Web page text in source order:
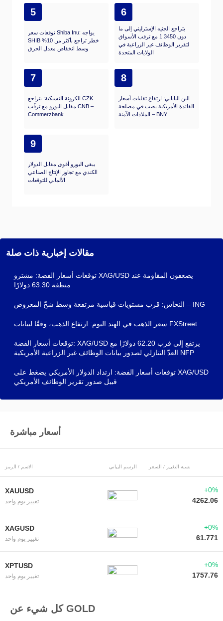
5
توقعات سعر Shiba Inu: يواجه
SHIB خطر تراجع بأكثر من 10%
وسط انخفاض معدل الحرق
6
يتراجع الجنيه الإسترليني إلى ما
دون 1.3450 مع ترقب الأسواق
لتقرير الوظائف غير الزراعية في
الولايات المتحدة
7
الكرونة التشيكية: يتراجع CZK
مقابل اليورو مع ترقّب CNB –
Commerzbank
8
الين الياباني: ارتفاع تقلبات أسعار
الفائدة الأمريكية يصب في مصلحة
الملاذات الآمنة – BNY
9
يبقى اليورو أقوى مقابل الدولار
الكندي مع تجاوز الإنتاج الصناعي
الألماني للتوقعات
مقالات إخبارية ذات صلة
توقعات أسعار الفضة: مشترو XAG/USD يضعفون المقاومة عند
منطقة 63.30 دولارًا
النحاس: قرب مستويات قياسية مرتفعة وسط شحّ المعروض – ING
سعر الذهب في الهند اليوم: ارتفاع الذهب، وفقًا لبيانات FXStreet
توقعات أسعار الفضة: XAG/USD يرتفع إلى قرب 62.20 دولارًا مع
العدّ التنازلي لصدور بيانات الوظائف غير الزراعية الأمريكية NFP
توقعات أسعار الفضة: ارتداد الدولار الأمريكي يضغط على XAG/USD
قبيل صدور تقرير الوظائف الأمريكي
أسعار مباشرة
الاسم / الرمز الرسم البياني نسبة التغيير / السعر
XAUUSD
تغيير يوم واحد
+0%
4262.06
XAGUSD
تغيير يوم واحد
+0%
61.771
XPTUSD
تغيير يوم واحد
+0%
1757.76
كل شيء عن GOLD